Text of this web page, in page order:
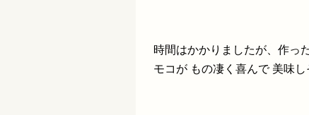
時間はかかりましたが、作っ
モコが もの凄く喜んで 美味